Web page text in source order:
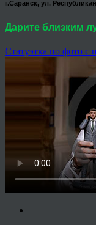
г.Саранск, ул.
Дарите близким
Статуэтка по фото с